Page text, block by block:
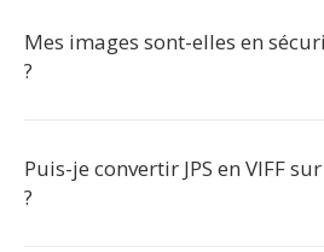
Mes images sont-elles en
?
Puis-je convertir JPS en VIFF
?